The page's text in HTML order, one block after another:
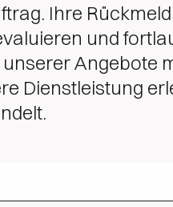
Ihre
und
Angebote
Dienstleistung